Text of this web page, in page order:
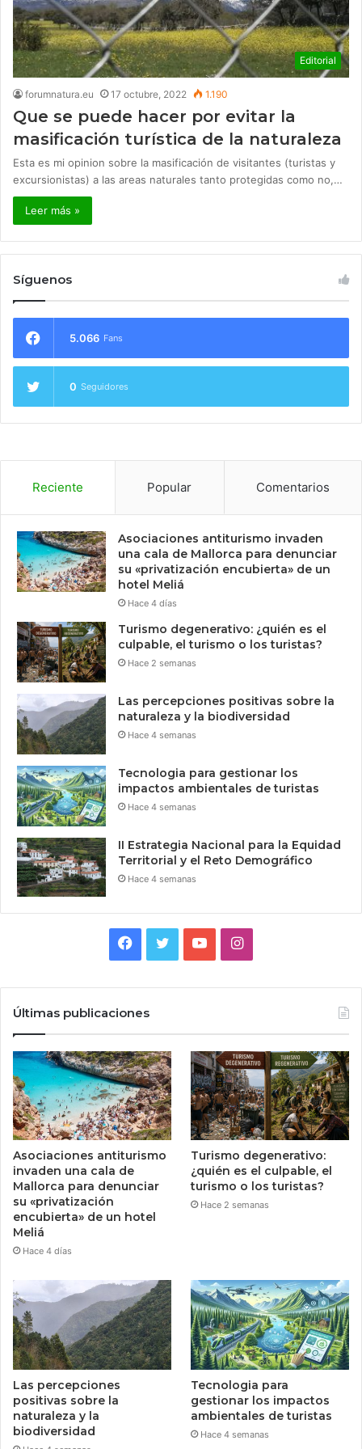
Editorial
forumnatura.eu 17 octubre, 2022 1.190
Que se puede hacer por evitar la
masificación turística de la naturaleza
Esta es mi opinion sobre la masificación de visitantes (turistas y
excursionistas) a las areas naturales tanto protegidas como no,…
Leer más »
Síguenos
5.066 Fans
0 Seguidores
Reciente Popular Comentarios
Asociaciones antiturismo invaden
una cala de Mallorca para denunciar
su «privatización encubierta» de un
hotel Meliá
Hace 4 días
Turismo degenerativo: ¿quién es el
culpable, el turismo o los turistas?
Hace 2 semanas
Las percepciones positivas sobre la
naturaleza y la biodiversidad
Hace 4 semanas
Tecnologia para gestionar los
impactos ambientales de turistas
Hace 4 semanas
II Estrategia Nacional para la Equidad
Territorial y el Reto Demográfico
Hace 4 semanas
Facebook
TwitterYouTubeInstagram
Últimas publicaciones
Asociaciones antiturismo
invaden una cala de
Mallorca para denunciar
su «privatización
encubierta» de un hotel
Meliá
Hace 4 días
Turismo degenerativo:
¿quién es el culpable, el
turismo o los turistas?
Hace 2 semanas
Las percepciones
positivas sobre la
naturaleza y la
biodiversidad
Tecnologia para
gestionar los impactos
ambientales de turistas
Hace 4 semanas